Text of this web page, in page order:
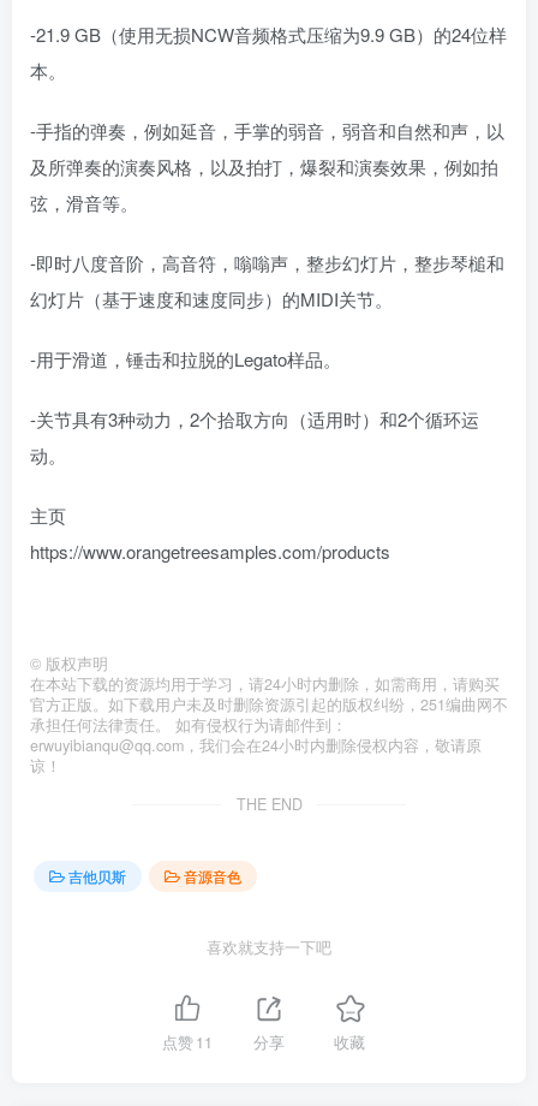
-21.9 GB（使用无损NCW音频格式压缩为9.9 GB）的24位样
本。
-手指的弹奏，例如延音，手掌的弱音，弱音和自然和声，以
及所弹奏的演奏风格，以及拍打，爆裂和演奏效果，例如拍
弦，滑音等。
-即时八度音阶，高音符，嗡嗡声，整步幻灯片，整步琴槌和
幻灯片（基于速度和速度同步）的MIDI关节。
-用于滑道，锤击和拉脱的Legato样品。
-关节具有3种动力，2个拾取方向（适用时）和2个循环运
动。
主页
https://www.orangetreesamples.com/products
© 版权声明
在本站下载的资源均用于学习，请24小时内删除，如需商用，请购买
官方正版。如下载用户未及时删除资源引起的版权纠纷，251编曲网不
承担任何法律责任。 如有侵权行为请邮件到：
erwuyibianqu@qq.com，我们会在24小时内删除侵权内容，敬请原
谅！
THE END
吉他贝斯 音源音色
喜欢就支持一下吧
点赞11 分享 收藏